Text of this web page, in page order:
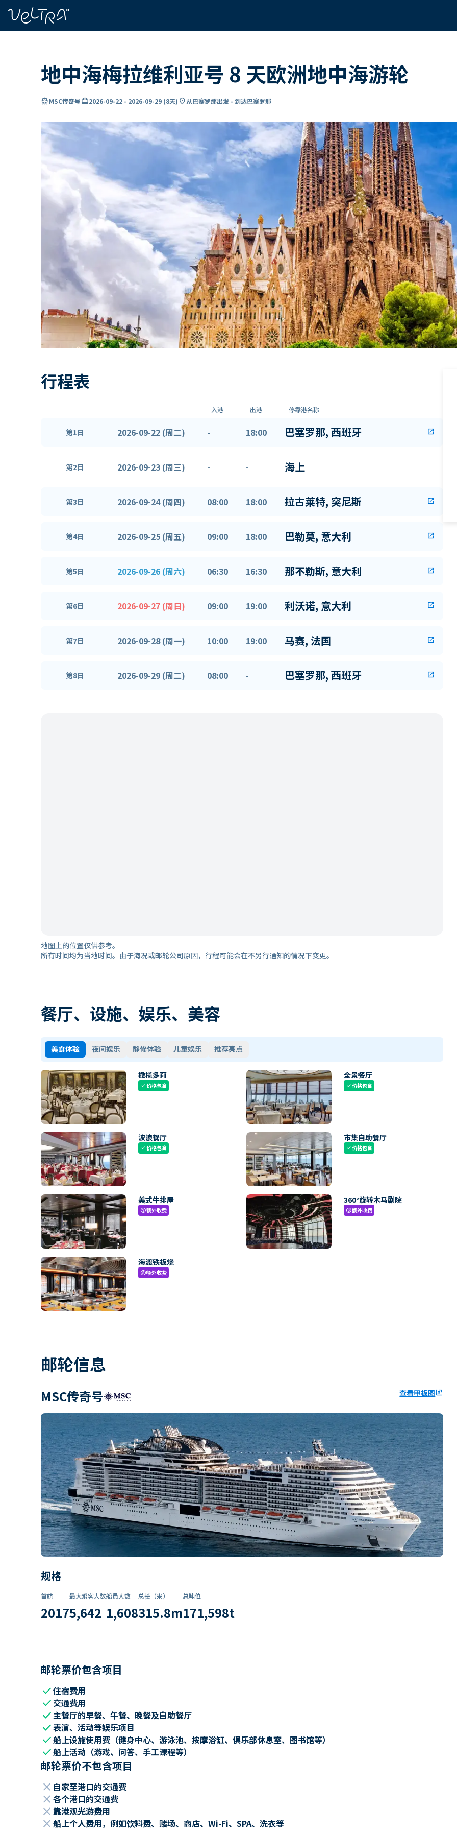
地中海梅拉维利亚号 8 天欧洲地中海游轮
directions_boatMSC传奇号card_travel2026-09-22 - 2026-09-29 (8天) location_on从巴塞罗那出发 - 到达巴塞罗那
行程表
入港 出港 停靠港名称
第1日 2026-09-22 (周二) - 18:00 巴塞罗那, 西班牙 open_in_new
第2日 2026-09-23 (周三) - - 海上
第3日 2026-09-24 (周四) 08:00 18:00 拉古莱特, 突尼斯 open_in_new
第4日 2026-09-25 (周五) 09:00 18:00 巴勒莫, 意大利 open_in_new
第5日 2026-09-26 (周六) 06:30 16:30 那不勒斯, 意大利 open_in_new
第6日 2026-09-27 (周日) 09:00 19:00 利沃诺, 意大利 open_in_new
第7日 2026-09-28 (周一) 10:00 19:00 马赛, 法国 open_in_new
第8日 2026-09-29 (周二) 08:00 - 巴塞罗那, 西班牙 open_in_new
地图上的位置仅供参考。
所有时间均为当地时间。由于海况或邮轮公司原因，行程可能会在不另行通知的情况下变更。
餐厅、设施、娱乐、美容
美食体验 夜间娱乐 静修体验 儿童娱乐 推荐亮点
橄榄多莉
check价格包含
全景餐厅
check价格包含
波浪餐厅
check价格包含
市集自助餐厅
check价格包含
美式牛排屋
paid额外收费
360°旋转木马剧院
paid额外收费
海渡铁板烧
paid额外收费
邮轮信息
MSC传奇号 查看甲板图ungroup
规格
首航
2017
最大乘客人数
5,642
船员人数
1,608
总长（米）
315.8m
总吨位
171,598t
邮轮票价包含项目
check住宿费用
check 交通费用
check主餐厅的早餐、午餐、晚餐及自助餐厅
check表演、活动等娱乐项目
check船上设施使用费（健身中心、游泳池、按摩浴缸、俱乐部休息室、图书馆等）
check船上活动（游戏、问答、手工课程等）
邮轮票价不包含项目
close 自家至港口的交通费
close 各个港口的交通费
close 靠港观光游费用
close 船上个人费用，例如饮料费、赌场、商店、Wi-Fi、SPA、洗衣等